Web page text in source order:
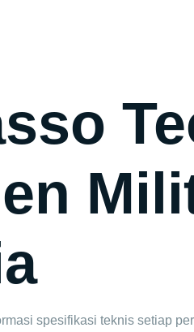
spesifikasi teknis setiap